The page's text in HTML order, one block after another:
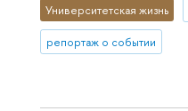
Университетская жизнь
репортаж о событии